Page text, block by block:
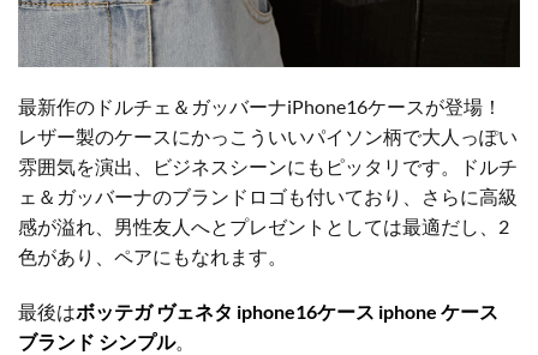
最新作のドルチェ＆ガッバーナiPhone16ケースが登場！
レザー製のケースにかっこういいパイソン柄で大人っぽい
雰囲気を演出、ビジネスシーンにもピッタリです。ドルチ
ェ＆ガッバーナのブランドロゴも付いており、さらに高級
感が溢れ、男性友人へとプレゼントとしては最適だし、2
色があり、ペアにもなれます。
最後はボッテガ ヴェネタ iphone16ケース iphone ケース
ブランド シンプル。